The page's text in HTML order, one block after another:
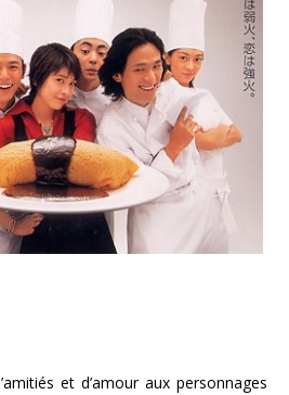
et d’amour aux personnages